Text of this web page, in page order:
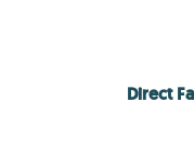
Direct